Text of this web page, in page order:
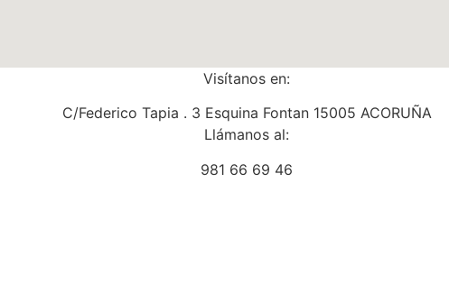
Visítanos en:
C/Federico Tapia . 3 Esquina Fontan 15005 ACORUÑA
Llámanos al:
981 66 69 46